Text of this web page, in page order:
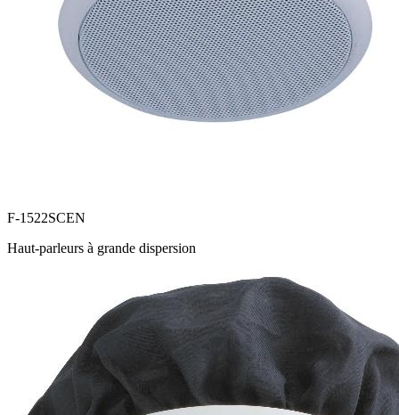
F-1522SCEN
Haut-parleurs à grande dispersion